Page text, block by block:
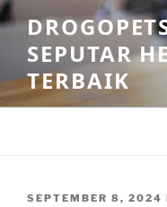
Skip
to
contentSEPUTAR
TERBAIK
POSTED
SEPTEMBER 8, 2024